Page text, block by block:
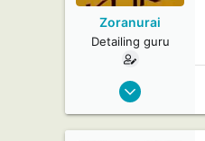
Zoranurai
Detailing guru
11 jul 2022
155